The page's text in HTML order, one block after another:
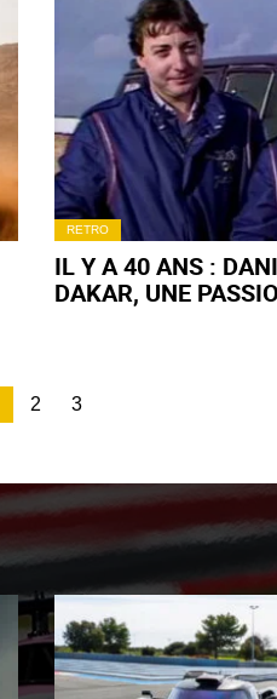
RETRO
IL Y A 40 ANS :
DAKAR, UNE
2 3